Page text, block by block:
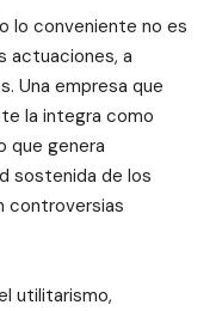
lo conveniente no es
actuaciones, a
Una empresa que
la integra como
que genera
sostenida de los
controversias
utilitarismo,